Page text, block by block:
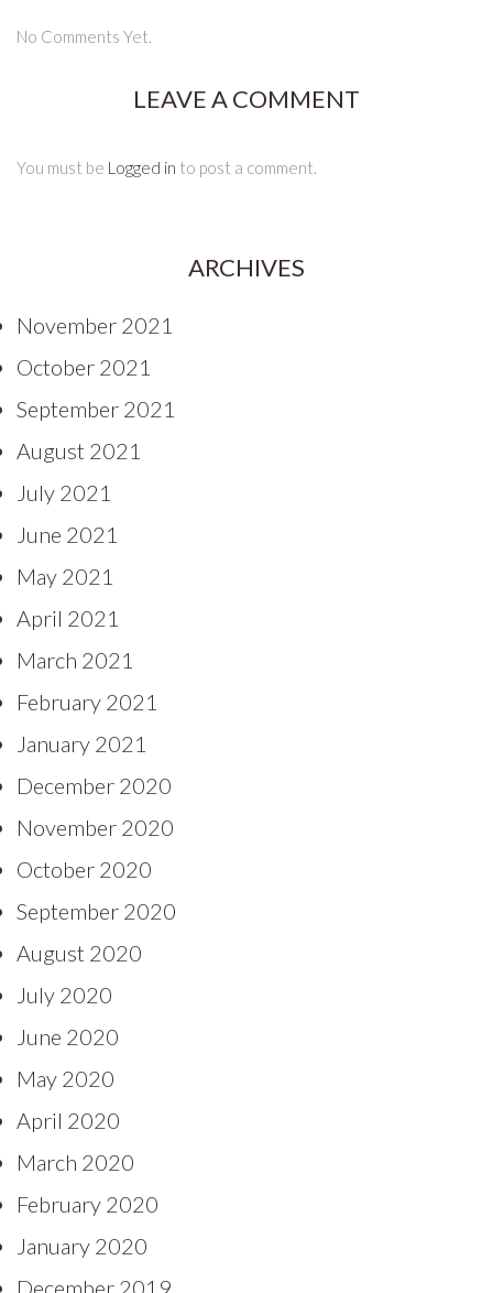
No Comments Yet.
LEAVE A COMMENT
You must be Logged in to post a comment.
ARCHIVES
November 2021
October 2021
September 2021
August 2021
July 2021
June 2021
May 2021
April 2021
March 2021
February 2021
January 2021
December 2020
November 2020
October 2020
September 2020
August 2020
July 2020
June 2020
May 2020
April 2020
March 2020
February 2020
January 2020